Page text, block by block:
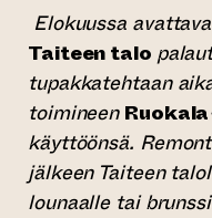
Elokuussa avattava
Taiteen talo
tupakkatehtaan
toimineenRuokala
käyttöönsä.
jälkeen Taiteen
lounaalle tai